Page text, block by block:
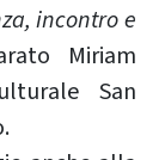
incontro e
Miriam
San